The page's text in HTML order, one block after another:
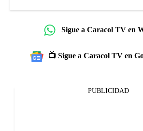
Sigue a Caracol TV en
📺 Sigue a Caracol TV en
PUBLICIDAD